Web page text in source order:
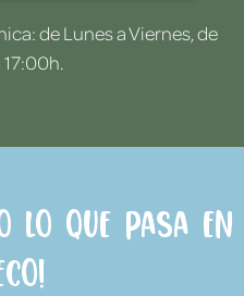
de Lunes a Viernes, de
lo que pasa en